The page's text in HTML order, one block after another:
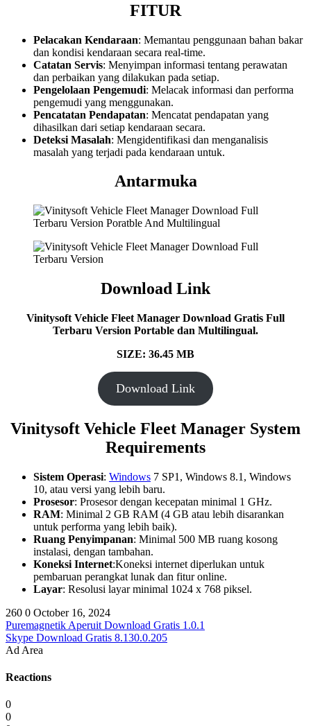
FITUR
Pelacakan Kendaraan: Memantau penggunaan bahan bakar
dan kondisi kendaraan secara real-time.
Catatan Servis: Menyimpan informasi tentang perawatan
dan perbaikan yang dilakukan pada setiap.
Pengelolaan Pengemudi: Melacak informasi dan performa
pengemudi yang menggunakan.
Pencatatan Pendapatan: Mencatat pendapatan yang
dihasilkan dari setiap kendaraan secara.
Deteksi Masalah: Mengidentifikasi dan menganalisis
masalah yang terjadi pada kendaraan untuk.
Antarmuka
Download Link
Vinitysoft Vehicle Fleet Manager Download Gratis Full
Terbaru Version Portable dan Multilingual.
SIZE: 36.45 MB
Download Link
Vinitysoft Vehicle Fleet Manager System
Requirements
Sistem Operasi: Windows 7 SP1, Windows 8.1, Windows
10, atau versi yang lebih baru.
Prosesor: Prosesor dengan kecepatan minimal 1 GHz.
RAM: Minimal 2 GB RAM (4 GB atau lebih disarankan
untuk performa yang lebih baik).
Ruang Penyimpanan: Minimal 500 MB ruang kosong
instalasi, dengan tambahan.
Koneksi Internet:Koneksi internet diperlukan untuk
pembaruan perangkat lunak dan fitur online.
Layar: Resolusi layar minimal 1024 x 768 piksel.
260 0 October 16, 2024
Puremagnetik Aperuit Download Gratis 1.0.1
Skype Download Gratis 8.130.0.205
Ad Area
Reactions
0
0